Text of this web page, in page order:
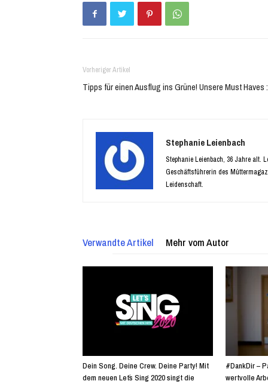
Vorheriger Artikel
Tipps für einen Ausflug ins Grüne! Unsere Must Haves
Stephanie Leienbach
Stephanie Leienbach, 36 Jahre alt.
Geschäftsführerin des
Leidenschaft.
Verwandte Artikel Mehr vom Autor
Dein Song. Deine Crew. Deine Party! Mit
dem neuen Let´s Sing 2020 singt die
#DankDir –
wertvolle